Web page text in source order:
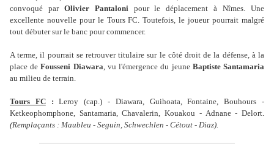
convoqué par Olivier Pantalonipour le déplacement à Nîmes. Une
excellente nouvelle pour le Tours FC. Toutefois, le joueur pourrait malgré
tout débuter sur le banc pour commencer.
A terme, il pourrait se retrouver titulaire sur le côté droit de la défense, à la
place deFousseni Diawara, vu l'émergence du jeune Baptiste Santamaria
au milieu de terrain.
Tours FC: Leroy (cap.) - Diawara, Guihoata, Fontaine, Bouhours -
Ketkeophomphone, Santamaria, Chavalerin, Kouakou - Adnane - Delort.
(Remplaçants : Maubleu - Seguin, Schwechlen - Cétout - Diaz).